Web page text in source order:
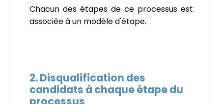
Chacun des étapes de ce processus est
associée à un modèle d'étape.
2. Disqualification des
candidats à chaque étape du